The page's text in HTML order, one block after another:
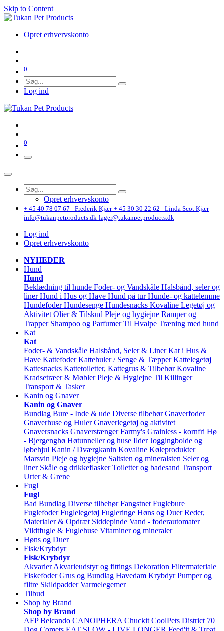
Skip to Content
Opret erhvervskonto
0
Log ind
0
Opret erhvervskonto
+ 45 40 78 07 67 - Frederik Kjær + 45 30 30 22 62 - Linda Scot Kjær
info@tukanpetproducts.dk lager@tukanpetproducts.dk
Log ind
Opret erhvervskonto
NYHEDER
Hund
Hund
Beklædning til hunde Foder- og Vandskåle Halsbånd, seler og
liner Hund i Hus og Have Hund på tur Hunde- og kattelemme
Hundefoder Hundesenge Hundesnacks Kovaline Legetøj og
Aktivitet Olier & Tilskud Pleje og hygiejne Ramper og
Trapper Shampoo og Parfumer Til Hvalpe Træning med hund
Kat
Kat
Foder- & Vandskåle Halsbånd, Seler & Liner Kat i Hus &
Have Kattefoder Kattehuler / Senge & Tæpper Kattelegetøj
Kattesnacks Kattetoiletter, Kattegrus & Tilbehør Kovaline
Kradsetræer & Møbler Pleje & Hygiejne Til Killinger
Transport & Tasker
Kanin og Gnaver
Kanin og Gnaver
Bundlag Bure - Inde & ude Diverse tilbehør Gnaverfoder
Gnaverhuse og Huler Gnaverlegetøj og aktivitet
Gnaversnacks Gnaverstænger Farmy's Grainless - kornfri Hø
- Bjergenghø Høtunneller og huse Ilder Joggingbolde og
løbehjul Kanin / Dværgkanin Kovaline Køleprodukter
Marsvin Pleje og hygiejne Saltsten og mineralsten Seler og
liner Skåle og drikkeflasker Toiletter og badesand Transport
Urter & Grene
Fugl
Fugl
Bad Bundlag Diverse tilbehør Fangstnet Fuglebure
Fuglefoder Fuglelegetøj Fugleringe Høns og Duer Reder,
Materialer & Opdræt Siddepinde Vand - foderautomater
Vildtfugle & Fuglehuse Vitaminer og mineraler
Høns og Duer
Fisk/Krybdyr
Fisk/Krybdyr
Akvarier Akvarieudstyr og fittings Dekoration Filtermateriale
Fiskefoder Grus og Bundlag Havedam Krybdyr Pumper og
filtre Skildpadder Varmelegemer
Tilbud
Shop by Brand
Shop by Brand
AFP Belcando CANOPHERA Chuckit CoolPets District 70